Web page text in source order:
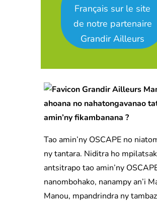
Français sur le site
de notre partenaire
Grandir Ailleurs
ahoana no nahatongavanao
amin’ny fikambanana ?
Tao amin’ny OSCAPE no
ny tantara. Niditra ho
antsitrapo tao amin’ny
nanombohako, nanampy an’i
Manou, mpandrindra ny